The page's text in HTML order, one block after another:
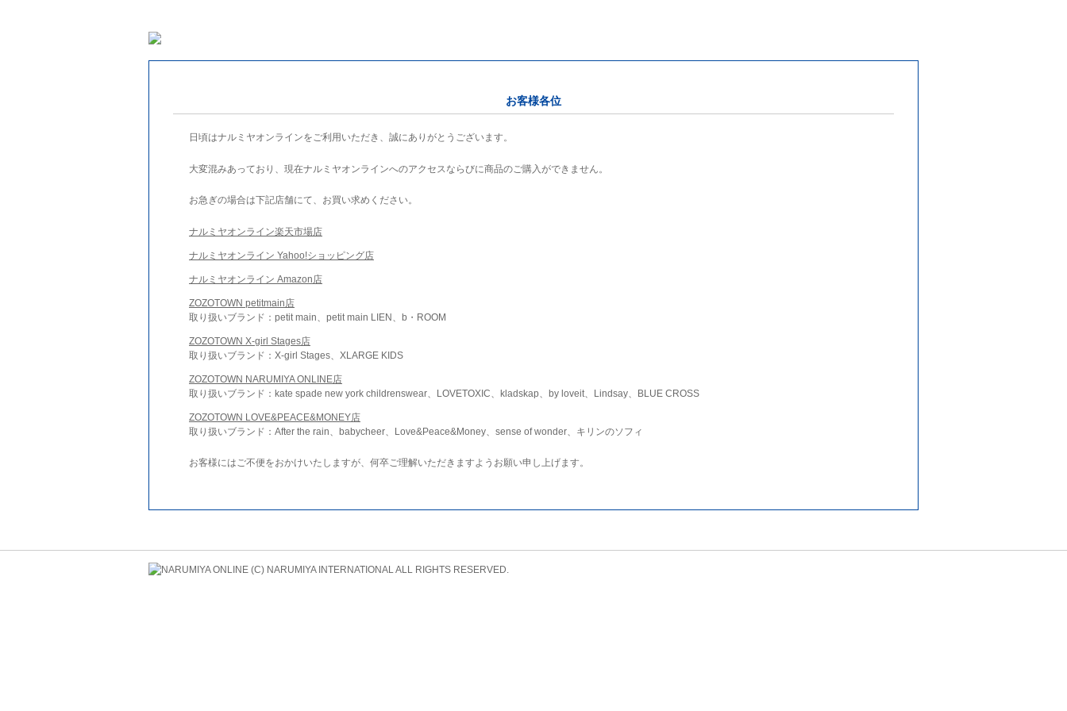
お客様各位
日頃はナルミヤオンラインをご利用いただき、誠にありがとうございます。
大変混みあっており、現在ナルミヤオンラインへのアクセスならびに商品のご購入ができません。
お急ぎの場合は下記店舗にて、お買い求めください。
ナルミヤオンライン楽天市場店
ナルミヤオンライン Yahoo!ショッピング店
ナルミヤオンライン Amazon店
ZOZOTOWN petitmain店
取り扱いブランド：petit main、petit main LIEN、b・ROOM
ZOZOTOWN X-girl Stages店
取り扱いブランド：X-girl Stages、XLARGE KIDS
ZOZOTOWN NARUMIYA ONLINE店
取り扱いブランド：kate spade new york childrenswear、LOVETOXIC、kladskap、by loveit、Lindsay、BLUE CROSS
ZOZOTOWN LOVE&PEACE&MONEY店
取り扱いブランド：After the rain、babycheer、Love&Peace&Money、sense of wonder、キリンのソフィ
お客様にはご不便をおかけいたしますが、何卒ご理解いただきますようお願い申し上げます。